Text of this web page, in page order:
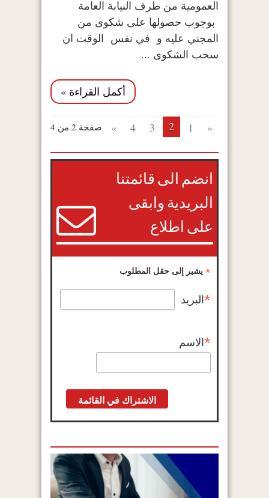
العمومية من طرف النيابة العامة
بوجوب حصولها على شكوى من
المجني عليه و في نفس الوقت ان
سحب الشكوى ...
أكمل القراءة »
صفحة 2 من 4 «
1
2
3
4
»
انضم الى قائمتنا
البريدية وابقى
على اطلاع
*يشير إلى حقل المطلوب
*البريد
* الاسم